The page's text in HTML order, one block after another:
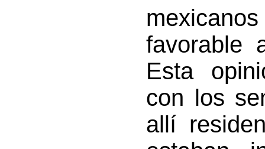
favorable
Esta
con los
allí